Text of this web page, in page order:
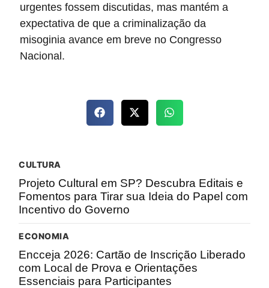
urgentes fossem discutidas, mas mantém a
expectativa de que a criminalização da
misoginia avance em breve no Congresso
Nacional.
CULTURA
Projeto Cultural em SP? Descubra Editais e
Fomentos para Tirar sua Ideia do Papel com
Incentivo do Governo
ECONOMIA
Encceja 2026: Cartão de Inscrição Liberado
com Local de Prova e Orientações
Essenciais para Participantes